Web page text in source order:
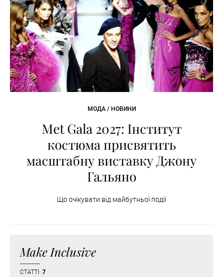
МОДА / НОВИНИ
Met Gala 2027: Інститут
костюма присвятить
масштабну виставку Джону
Гальяно
Що очікувати від майбутньої події
Make Inclusive
СТАТТІ: 7